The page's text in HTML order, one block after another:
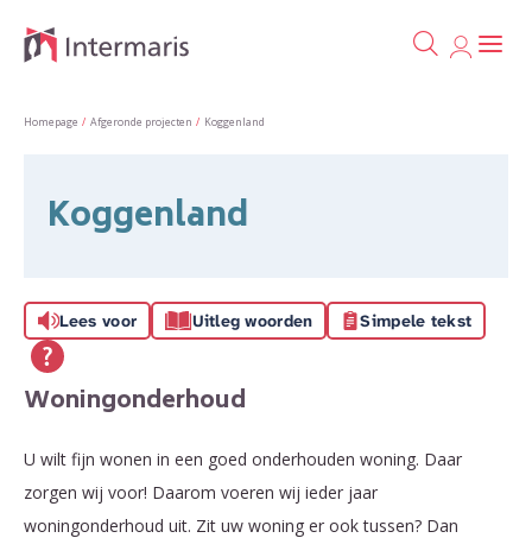
Naar de homepage Ga
Homepage Afgeronde projecten Koggenland
Koggenland
Lees voor Uitleg woorden Simpele tekst
Woningonderhoud
U wilt fijn wonen in een goed onderhouden woning. Daar
zorgen wij voor! Daarom voeren wij ieder jaar
woningonderhoud uit. Zit uw woning er ook tussen? Dan